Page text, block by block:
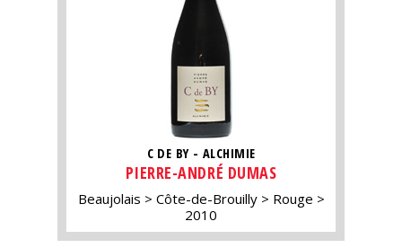
C DE BY - ALCHIMIE
PIERRE-ANDRÉ DUMAS
Beaujolais Côte-de-Brouilly
Rouge
2010